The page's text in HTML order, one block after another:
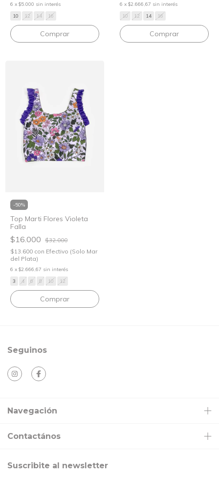
6 x $5.000 sin interés
10
12 14 16
Comprar
6 x $2.666,67 sin interés
10
12 14 16
Comprar
-50%
Top Marti Flores Violeta
Falla
$16.000 $32.000
$13.600 con Efectivo (Solo Mar
del Plata)
6 x $2.666,67 sin interés
3
4 6 8 10 12
Comprar
Seguinos
Navegación
Contactános
Suscribite al newsletter